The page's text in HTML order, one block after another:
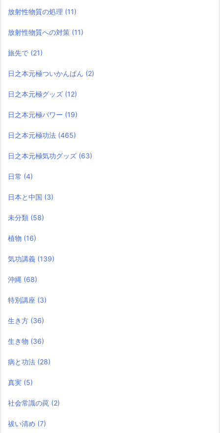
放射性物質の処理 (11)
放射性物質への対策 (11)
旅先で (21)
日之本元極ついかんばん (2)
日之本元極グッズ (12)
日之本元極パワー (19)
日之本元極功法 (465)
日之本元極気功グッズ (63)
日常 (4)
日本と中国 (3)
未分類 (58)
植物 (16)
気功講義 (139)
沖縄 (68)
特別講座 (3)
生き方 (36)
生き物 (36)
病と功法 (28)
真実 (5)
社会常識の罠 (2)
祓い清め (7)